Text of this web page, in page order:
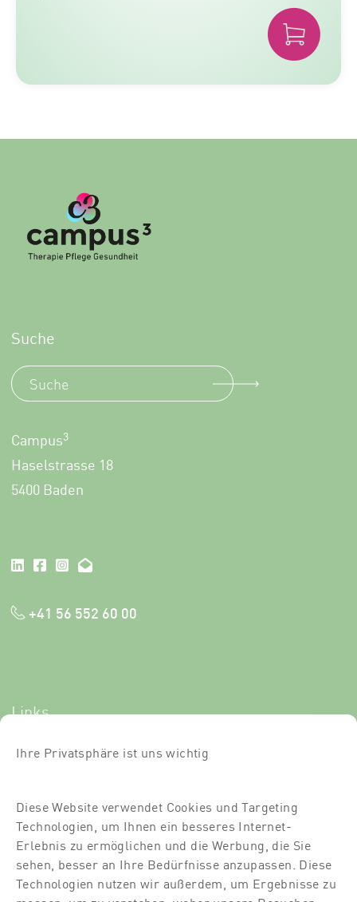
Ihre Privatsphäre ist uns wichtig
Diese Website verwendet Cookies und Targeting
Technologien, um Ihnen ein besseres Internet-
Erlebnis zu ermöglichen und die Werbung, die Sie
sehen, besser an Ihre Bedürfnisse anzupassen. Diese
Technologien nutzen wir außerdem, um Ergebnisse zu
Suche
Campus3
Haselstrasse 18
5400 Baden
+41 56 552 60 00
Links
Newsletter-Anmeldung
Über uns
Für Dich
Für Partner